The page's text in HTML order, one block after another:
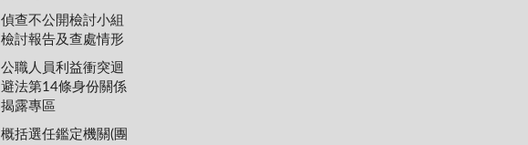
偵查不公開檢討小組
檢討報告及查處情形
公職人員利益衝突迴
避法第14條身份關係
揭露專區
概括選任鑑定機關(團